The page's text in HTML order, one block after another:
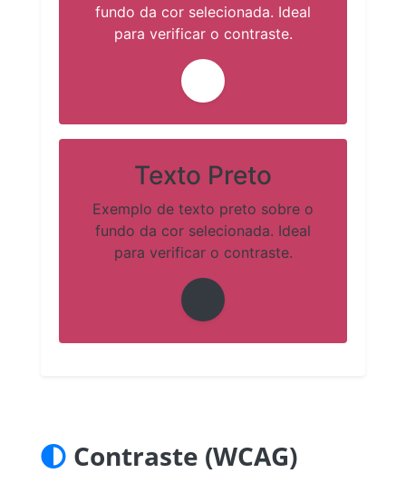
fundo da cor selecionada. Ideal
para verificar o contraste.
Texto Preto
Exemplo de texto preto sobre o
fundo da cor selecionada. Ideal
para verificar o contraste.
Contraste (WCAG)